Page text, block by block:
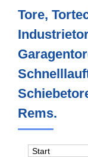
Tore,
Rems.
Start